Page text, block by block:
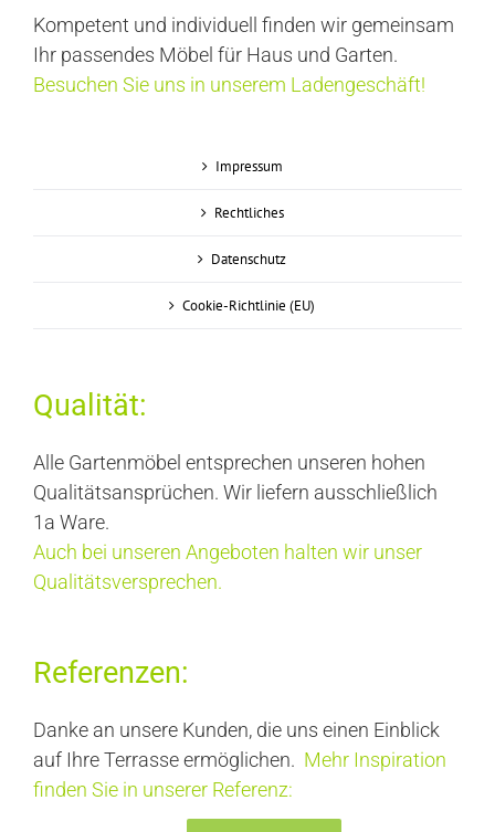
Kompetent und individuell finden wir gemeinsam
Ihr passendes Möbel für Haus und Garten.
Besuchen Sie uns in unserem Ladengeschäft!
Impressum
Rechtliches
Datenschutz
Cookie-Richtlinie (EU)
Qualität:
Alle Gartenmöbel entsprechen unseren hohen
Qualitätsansprüchen. Wir liefern ausschließlich
1a Ware.
Auch bei unseren Angeboten halten wir unser
Qualitätsversprechen.
Referenzen:
Danke an unsere Kunden, die uns einen Einblick
auf Ihre Terrasse ermöglichen. Mehr Inspiration
finden Sie in unserer Referenz: